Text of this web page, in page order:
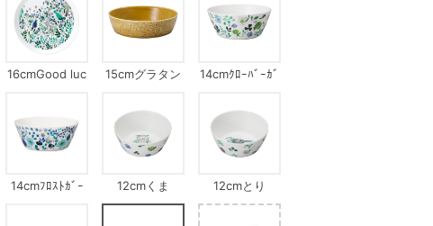
16cmGood luc
15cmグラタン
14cmｸﾛｰﾊﾞｰｶﾞ
14cmﾌﾛｽﾄｶﾞｰ
12cmくま 12cmとり